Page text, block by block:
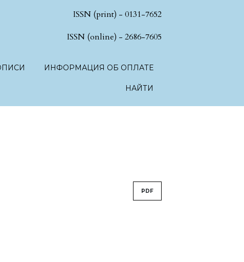
ISSN (print) - 0131-7652
ISSN (online) - 2686-7605
ИНФОРМАЦИЯ ОБ ОПЛАТЕ
НАЙТИ
PDF